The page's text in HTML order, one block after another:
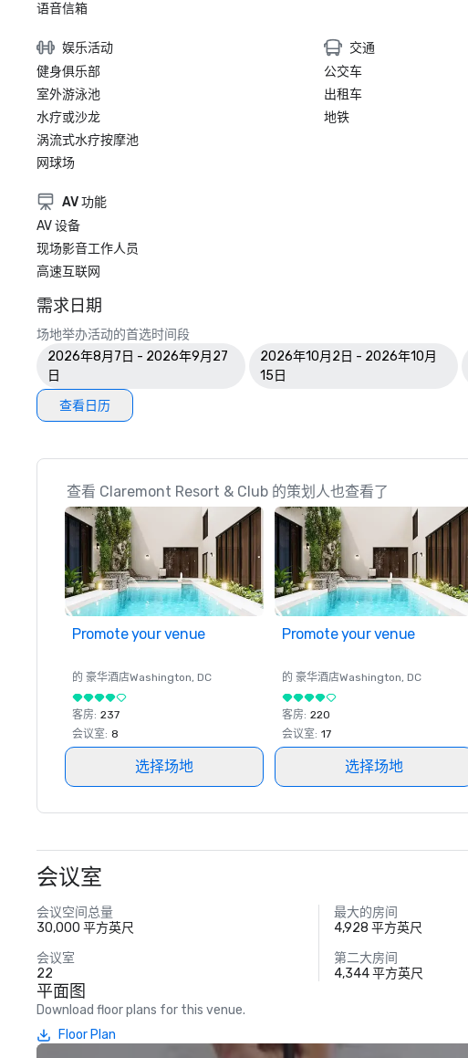
语音信箱
娱乐活动
健身俱乐部
室外游泳池
水疗或沙龙
涡流式水疗按摩池
网球场
交通
公交车
出租车
地铁
AV 功能
AV 设备
现场影音工作人员
高速互联网
需求日期
场地举办活动的首选时间段
2026年8月7日 - 2026年9月27
日
2026年10月2日 - 2026年10月
15日
查看日历
查看 Claremont Resort & Club 的策划人也查看了
Promote your venue
的 豪华酒店Washington, DC
客房: 237
会议室: 8
选择场地
Promote your venue
的 豪华酒店Washington, DC
客房: 220
会议室: 17
选择场地
会议室
会议空间总量
30,000 平方英尺
最大的房间
4,928 平方英尺
会议室
22
第二大房间
4,344 平方英尺
平面图
Download floor plans for this venue.
Floor Plan